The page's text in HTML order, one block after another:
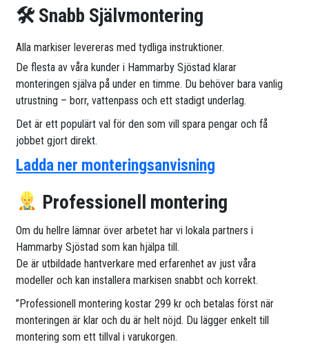
🛠 Snabb Självmontering
Alla markiser levereras med tydliga instruktioner.
De flesta av våra kunder i Hammarby Sjöstad klarar
monteringen själva på under en timme. Du behöver bara vanlig
utrustning – borr, vattenpass och ett stadigt underlag.
Det är ett populärt val för den som vill spara pengar och få
jobbet gjort direkt.
Ladda ner monteringsanvisning
Professionell montering
Om du hellre lämnar över arbetet har vi lokala partners i
Hammarby Sjöstad som kan hjälpa till.
De är utbildade hantverkare med erfarenhet av just våra
modeller och kan installera markisen snabbt och korrekt.
”Professionell montering kostar 299 kr och betalas först när
monteringen är klar och du är helt nöjd. Du lägger enkelt till
montering som ett tillval i varukorgen.